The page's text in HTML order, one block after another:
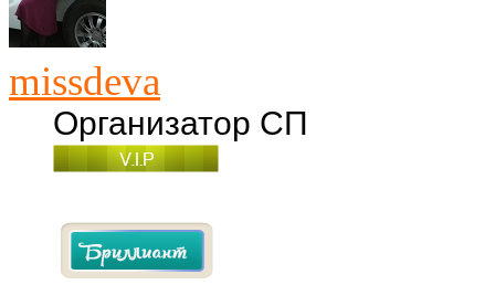
missdeva
Организатор СП